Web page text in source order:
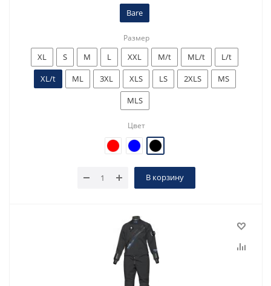
Bare
Размер
XL S M L XXL M/t ML/t
L/t
XL/t
ML 3XL XLS LS 2XLS
MS
MLS
Цвет
В корзину